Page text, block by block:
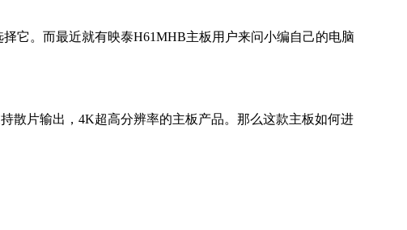
它。而最近就有映泰H61MHB主板用户来问小编自己的电脑
散片输出，4K超高分辨率的主板产品。那么这款主板如何进